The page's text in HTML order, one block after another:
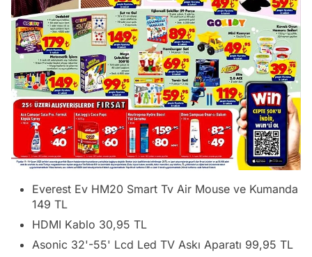
Everest Ev HM20 Smart Tv Air Mouse ve Kumanda
149 TL
HDMI Kablo 30,95 TL
Asonic 32'-55' Lcd Led TV Askı Aparatı 99,95 TL